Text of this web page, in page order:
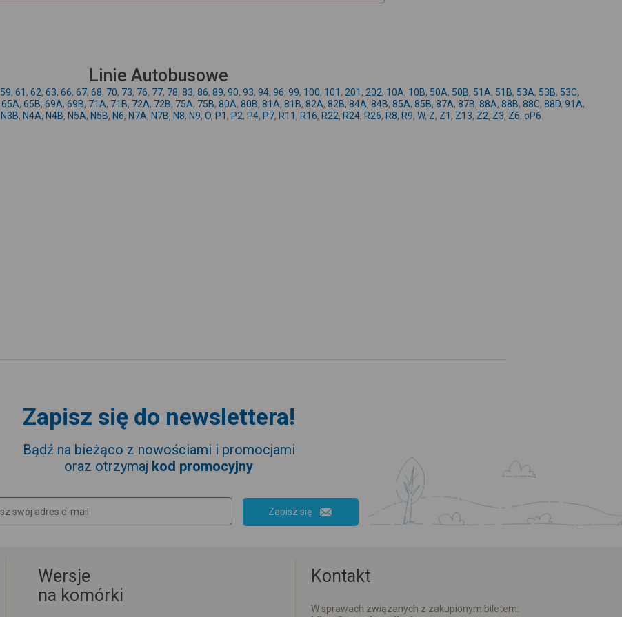
Linie Autobusowe
59, 61 , 62, 63, 66, 67, 68, 70, 73, 76, 77, 78, 83, 86, 89, 90, 93, 94, 96, 99, 100, 101 , 201 , 202, 10A, 10B, 50A, 50B, 51A, 51B, 53A, 53B, 53C,
65A, 65B, 69A, 69B, 71A, 71B, 72A, 72B, 75A, 75B, 80A, 80B, 81A, 81B, 82A, 82B, 84A, 84B, 85A, 85B, 87A, 87B, 88A, 88B, 88C, 88D, 91A,
N3B, N4A, N4B, N5A, N5B, N6, N7A, N7B, N8, N9, O, P1 , P2, P4, P7, R11 , R16, R22, R24, R26, R8, R9, W, Z, Z1 , Z13, Z2, Z3, Z6, oP6
Zapisz się do newslettera!
Bądź na bieżąco z nowościami i promocjami
oraz otrzymaj kod promocyjny
Zapisz się
Wersje
na komórki
Kontakt
W sprawach związanych z zakupionym biletem: